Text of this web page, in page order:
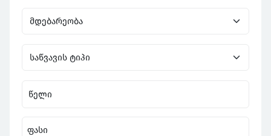
წელი
ფასი